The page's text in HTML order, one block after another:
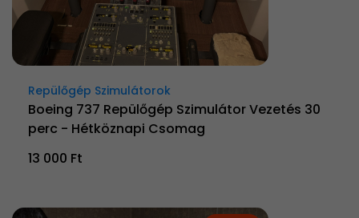
Repülőgép Szimulátorok
Boeing 737 Repülőgép Szimulátor Vezetés 30
perc - Hétköznapi Csomag
13 000 Ft